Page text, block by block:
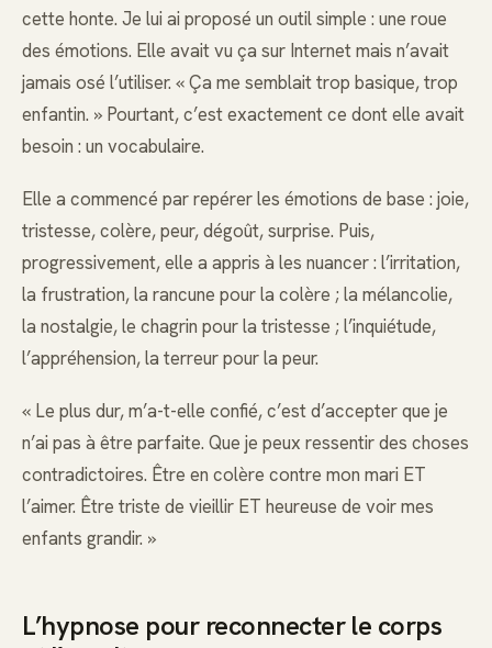
cette honte. Je lui ai proposé un outil simple : une roue
des émotions. Elle avait vu ça sur Internet mais n’avait
jamais osé l’utiliser. « Ça me semblait trop basique, trop
enfantin. » Pourtant, c’est exactement ce dont elle avait
besoin : un vocabulaire.
Elle a commencé par repérer les émotions de base : joie,
tristesse, colère, peur, dégoût, surprise. Puis,
progressivement, elle a appris à les nuancer : l’irritation,
la frustration, la rancune pour la colère ; la mélancolie,
la nostalgie, le chagrin pour la tristesse ; l’inquiétude,
l’appréhension, la terreur pour la peur.
« Le plus dur, m’a-t-elle confié, c’est d’accepter que je
n’ai pas à être parfaite. Que je peux ressentir des choses
contradictoires. Être en colère contre mon mari ET
l’aimer. Être triste de vieillir ET heureuse de voir mes
enfants grandir. »
L’hypnose pour reconnecter le corps